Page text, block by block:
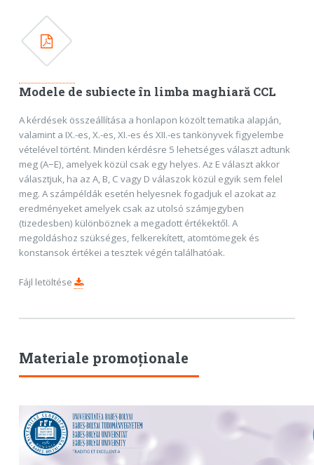
Modele de subiecte în limba maghiară CCL
A kérdések összeállítása a honlapon közölt tematika alapján,
valamint a IX.-es, X.-es, XI.-es és XII.-es tankönyvek figyelembe
vételével történt. Minden kérdésre 5 lehetséges választ adtunk
meg (A−E), amelyek közül csak egy helyes. Az E választ akkor
választjuk, ha az A, B, C vagy D válaszok közül egyik sem felel
meg. A számpéldák esetén helyesnek fogadjuk el azokat az
eredményeket amelyek csak az utolsó számjegyben
(tizedesben) különböznek a megadott értékektől. A
megoldáshoz szükséges, felkerekített, atomtömegek és
konstansok értékei a tesztek végén találhatóak.
Fájl letöltése .
Materiale promoționale